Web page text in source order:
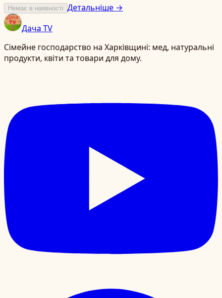
Немає в наявності Детальніше →
Дача TV
Сімейне господарство на Харківщині: мед, натуральні
продукти, квіти та товари для дому.